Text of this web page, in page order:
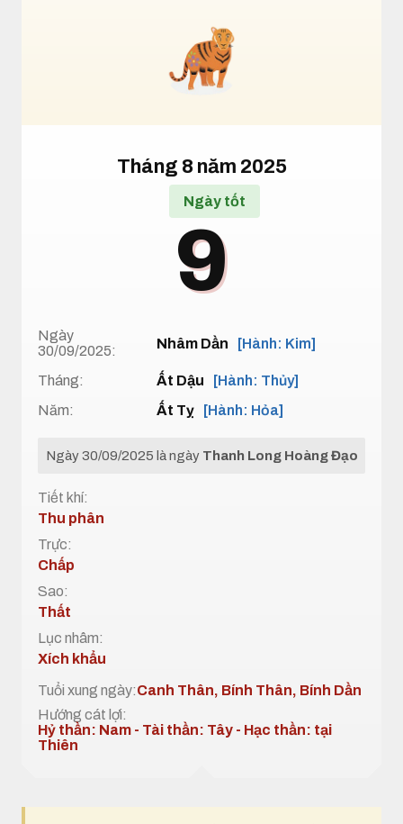
Tháng 8 năm 2025
Ngày tốt
9
Ngày
30/09/2025:
Nhâm Dần [Hành: Kim]
Tháng: Ất Dậu
[Hành: Thủy]
Năm:
Ất Tỵ [Hành: Hỏa]
Ngày 30/09/2025 là ngày Thanh Long Hoàng Đạo
Tiết khí:
Thu phân
Trực:
Chấp
Sao:
Thất
Lục nhâm:
Xích khẩu
Tuổi xung ngày:Canh Thân, Bính Thân, Bính Dần
Hướng cát lợi:
Hỷ thần: Nam - Tài thần: Tây - Hạc thần: tại
Thiên